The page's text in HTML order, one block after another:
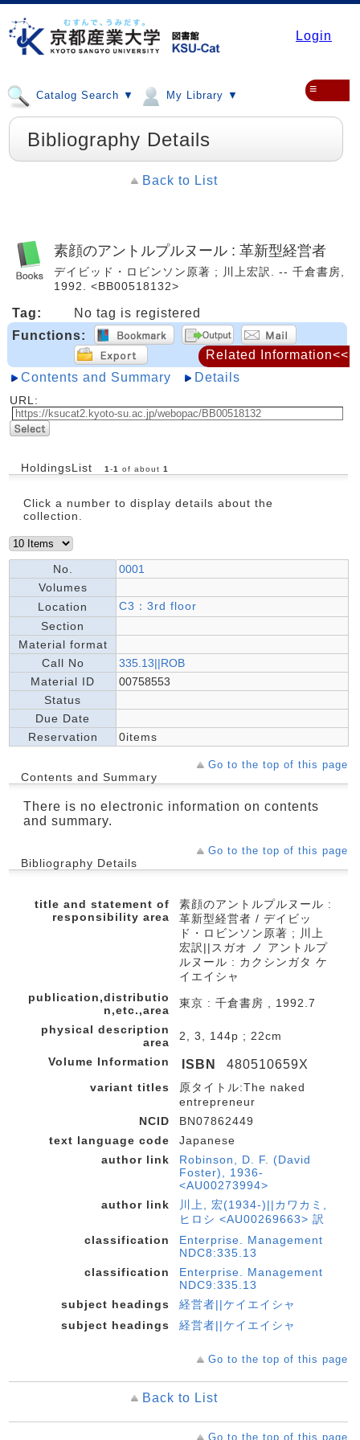
Login
Catalog Search ▼ My Library ▼ ≡
Bibliography Details
Back to List
素顔のアントルプルヌール : 革新型経営者
デイビッド・ロビンソン原著 ; 川上宏訳. -- 千倉書房,
1992. <BB00518132>
Tag:
No tag is registered
Functions:
Contents and Summary Details
URL:
HoldingsList 1 -1 of about 1
Click a number to display details about the
collection.
No.
0001
Volumes
Location
C3：3rd floor
Section
Material format
Call No
335.13||ROB
Material ID
00758553
Status
Due Date
Reservation
0items
Go to the top of this page
Contents and Summary
There is no electronic information on contents
and summary.
Go to the top of this page
Bibliography Details
title and statement of
responsibility area
素顔のアントルプルヌール :
革新型経営者 / デイビッ
ド・ロビンソン原著 ; 川上
宏訳||スガオ ノ アントルプ
ルヌール : カクシンガタ ケ
イエイシャ
publication,distributio
n,etc.,area
東京 : 千倉書房 , 1992.7
physical description
area
2, 3, 144p ; 22cm
Volume Information
ISBN 480510659X
variant titles
原タイトル:The naked
entrepreneur
NCID
BN07862449
text language code
Japanese
author link
Robinson, D. F. (David
Foster), 1936-
<AU00273994>
author link
川上, 宏(1934-)||カワカミ,
ヒロシ <AU00269663> 訳
classification
Enterprise. Management
NDC8:335.13
classification
Enterprise. Management
NDC9:335.13
subject headings
経営者||ケイエイシャ
subject headings
経営者||ケイエイシャ
Go to the top of this page
Back to List
Go to the top of this page
Related Information<<